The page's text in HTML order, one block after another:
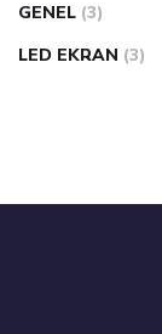
GENEL (3)
LED EKRAN (3)